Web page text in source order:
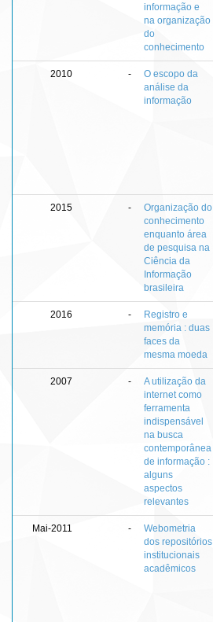
informação e
na organização
do
conhecimento
2010 -
O escopo da
análise da
informação
2015 -
Organização do
conhecimento
enquanto área
de pesquisa na
Ciência da
Informação
brasileira
2016 -
Registro e
memória : duas
faces da
mesma moeda
2007 -
A utilização da
internet como
ferramenta
indispensável
na busca
contemporânea
de informação :
alguns
aspectos
relevantes
Mai-2011 -
Webometria
dos repositórios
institucionais
acadêmicos